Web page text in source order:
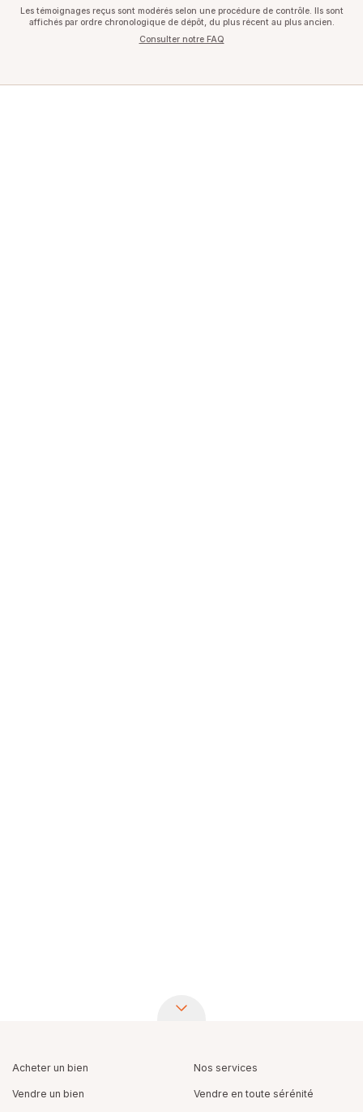
Les témoignages reçus sont modérés selon une procédure de contrôle. Ils sont
affichés par ordre chronologique de dépôt, du plus récent au plus ancien.
Consulter notre FAQ
Acheter un bien
Vendre un bien
Nos services
Vendre en toute sérénité